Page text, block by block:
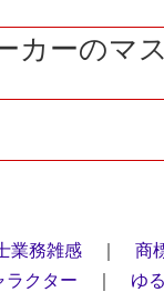
カーの
業務雑感 商
ラクター ゆ